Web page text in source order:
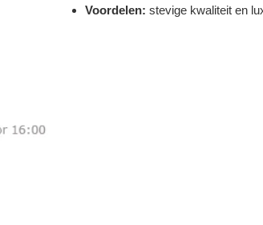
Voordelen: stevige kwaliteit en